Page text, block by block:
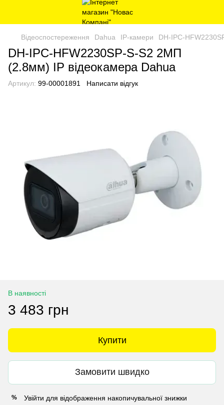
Відеоспостереження Dahua IP-камери DH-IPC-
DH-IPC-HFW2230SP-S-S2 2МП
(2.8мм) IP відеокамера Dahua
Артикул: 99-00001891 Написати відгук
В наявності
3 483 грн
Купити
Замовити швидко
% Увійти для відображення накопичувальної знижки